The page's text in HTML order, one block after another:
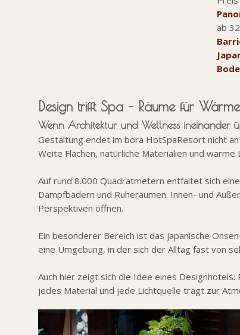
ab
Design trifft Spa – Räume für
Wenn Architektur und Wellness ineinander
Gestaltung endet im bora HotSpaResort nicht
Weite Flächen, natürliche Materialien und
Auf rund 8.000 Quadratmetern entfaltet sich
Dampfbädern und Ruheräumen. Innen- und
Perspektiven öffnen.
Ein besonderer Bereich ist das japanische
eine Umgebung, in der sich der Alltag fast von
Auch hier zeigt sich die Idee eines
jedes Material und jede Lichtquelle trägt zur